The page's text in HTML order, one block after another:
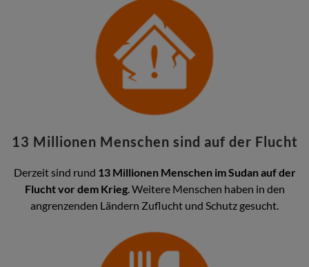
13 Millionen Menschen sind auf der Flucht
Derzeit sind rund 13 Millionen Menschen im Sudan auf der
Flucht vor dem Krieg. Weitere Menschen haben in den
angrenzenden Ländern Zuflucht und Schutz gesucht.